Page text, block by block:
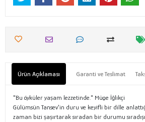
Ürün Açıklaması Garanti ve Teslimat
"Bu öyküler yaşam lezzetinde." Müge İğlikçi
Gülümsün Tansev'in duru ve keyifli bir dille
zaman bizi şaşırtarak sıradan bir durumu